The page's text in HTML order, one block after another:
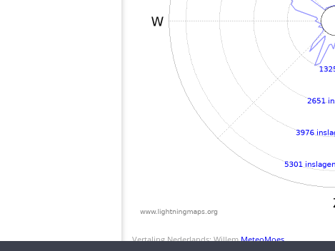
Vertaling Nederlands: WillemMeteoMoes